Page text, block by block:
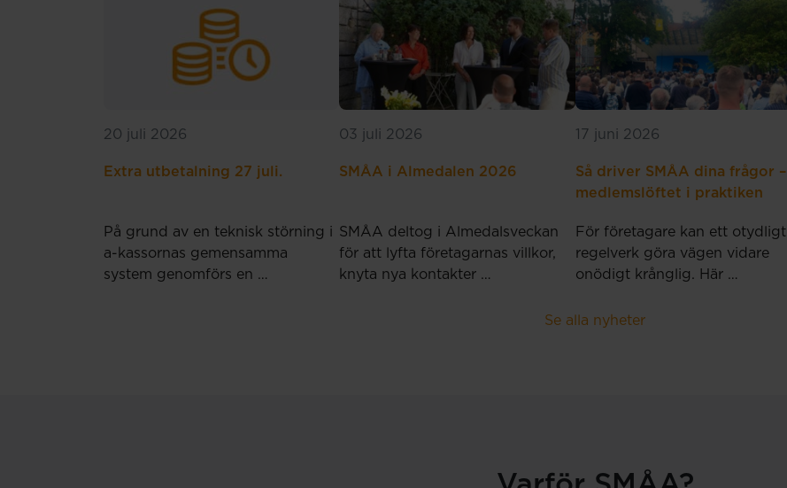
20 juli 2026
Extra utbetalning 27 juli.
På grund av en teknisk störning i
a-kassornas gemensamma
system genomförs en …
03 juli 2026
SMÅA i Almedalen 2026
SMÅA deltog i Almedalsveckan
för att lyfta företagarnas villkor,
knyta nya kontakter …
17 juni 2026
Så driver SMÅA dina frågor –
medlemslöftet i praktiken
För företagare kan ett otydligt
regelverk göra vägen vidare
onödigt krånglig. Här …
Se alla nyheter